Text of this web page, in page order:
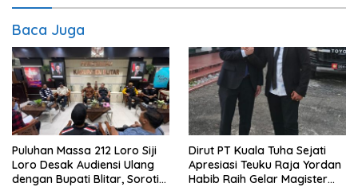
Baca Juga
Puluhan Massa 212 Loro Siji
Loro Desak Audiensi Ulang
dengan Bupati Blitar, Soroti
Dirut PT Kuala Tuha Sejati
Apresiasi Teuku Raja Yordan
Habib Raih Gelar Magister